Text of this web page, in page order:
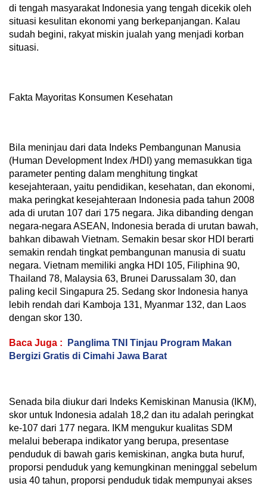
di tengah masyarakat Indonesia yang tengah dicekik oleh
situasi kesulitan ekonomi yang berkepanjangan. Kalau
sudah begini, rakyat miskin jualah yang menjadi korban
situasi.
Fakta Mayoritas Konsumen Kesehatan
Bila meninjau dari data Indeks Pembangunan Manusia
(Human Development Index /HDI) yang memasukkan tiga
parameter penting dalam menghitung tingkat
kesejahteraan, yaitu pendidikan, kesehatan, dan ekonomi,
maka peringkat kesejahteraan Indonesia pada tahun 2008
ada di urutan 107 dari 175 negara. Jika dibanding dengan
negara-negara ASEAN, Indonesia berada di urutan bawah,
bahkan dibawah Vietnam. Semakin besar skor HDI berarti
semakin rendah tingkat pembangunan manusia di suatu
negara. Vietnam memiliki angka HDI 105, Filiphina 90,
Thailand 78, Malaysia 63, Brunei Darussalam 30, dan
paling kecil Singapura 25. Sedang skor Indonesia hanya
lebih rendah dari Kamboja 131, Myanmar 132, dan Laos
dengan skor 130.
Baca Juga :
Panglima TNI Tinjau Program Makan
Bergizi Gratis di Cimahi Jawa Barat
Senada bila diukur dari Indeks Kemiskinan Manusia (IKM),
skor untuk Indonesia adalah 18,2 dan itu adalah peringkat
ke-107 dari 177 negara. IKM mengukur kualitas SDM
melalui beberapa indikator yang berupa, presentase
penduduk di bawah garis kemiskinan, angka buta huruf,
proporsi penduduk yang kemungkinan meninggal sebelum
usia 40 tahun, proporsi penduduk tidak mempunyai akses